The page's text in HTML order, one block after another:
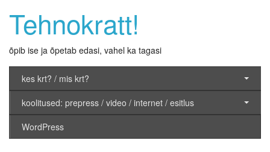
Tehnokratt!
õpib ise ja õpetab edasi, vahel ka tagasi
kes krt? / mis krt?
koolitused: prepress / video / internet / esitlus
WordPress